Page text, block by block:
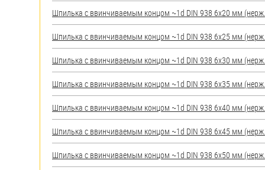
Пробки
Саморезы и шурупы
Стопорные кольца
Такелаж
Хомуты
Шпилька c ввинчиваемым концом ~1d DIN 938 6х20 мм
Шпилька c ввинчиваемым концом ~1d DIN 938 6х25 мм
Шпилька c ввинчиваемым концом ~1d DIN 938 6х30 мм
Шпилька c ввинчиваемым концом ~1d DIN 938 6х35 мм
Шпилька c ввинчиваемым концом ~1d DIN 938 6х40 мм
Шпилька c ввинчиваемым концом ~1d DIN 938 6х45 мм
Шпилька c ввинчиваемым концом ~1d DIN 938 6х50 мм